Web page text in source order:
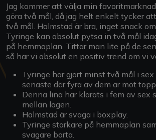
Jag kommer att välja min
göra två mål, då jag helt enkelt tycker
två mål. Halmstad är bra, inget snack
Tyringe kan absolut pytsa in två mål
på hemmaplan. Tittar man lite på de
så har vi absolut en positiv trend om vi
Tyringe har gjort minst två mål i sex
senaste där fyra av dem är mot
Denna lina har klarats i fem av sex
mellan lagen.
Halmstad är svaga i boxplay.
Tyringe starkare på hemmaplan
svagare borta.